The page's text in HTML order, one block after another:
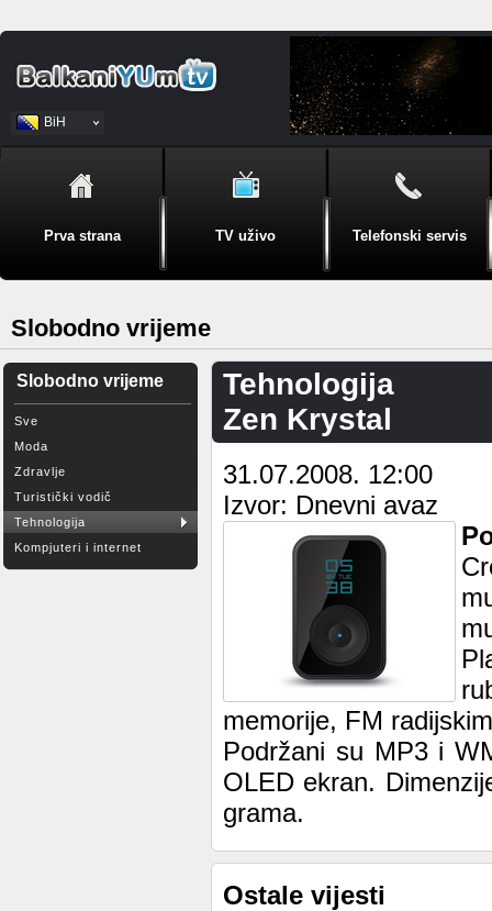
BiH
Srpski
Prva strana TV uživo Telefonski servis
Slobodno vrijeme
Slobodno vrijeme
Sve
Moda
Zdravlje
Turistički vodič
Tehnologija
Kompjuteri i internet
Tehnologija
Zen Krystal
31.07.2008. 12:00
Izvor: Dnevni avaz
memorije, FM
Podržani su MP3 i
OLED ekran.
grama.
Ostale vijesti